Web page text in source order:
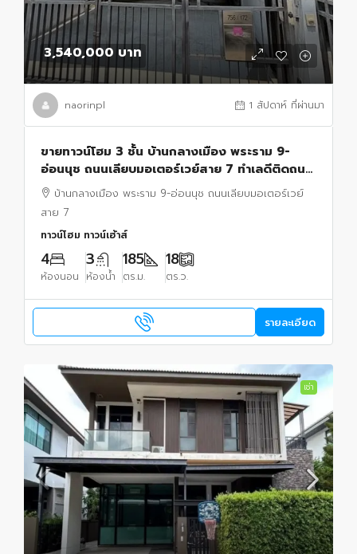
3,540,000 บาท
naorinpl 1 สัปดาห์ ที่ผ่านมา
ขายทาวน์โฮม 3 ชั้น บ้านกลางเมือง พระราม 9-
อ่อนนุช ถนนเลียบมอเตอร์เวย์สาย 7 ทำเลดีติดถนน
เมน ใกล้ Airport Link สถานีบ้านทับช้าง
บ้านกลางเมือง พระราม 9-อ่อนนุช ถนนเลียบมอเตอร์เวย์
สาย 7
ทาวน์โฮม ทาวน์เฮ้าส์
4
ห้องนอน
3
ห้องน้ำ
185
ตร.ม.
18
ตร.ว.
รายละเอียด
เช่า